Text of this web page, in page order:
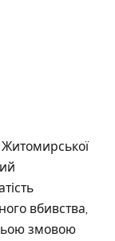
вбивства,
змовою